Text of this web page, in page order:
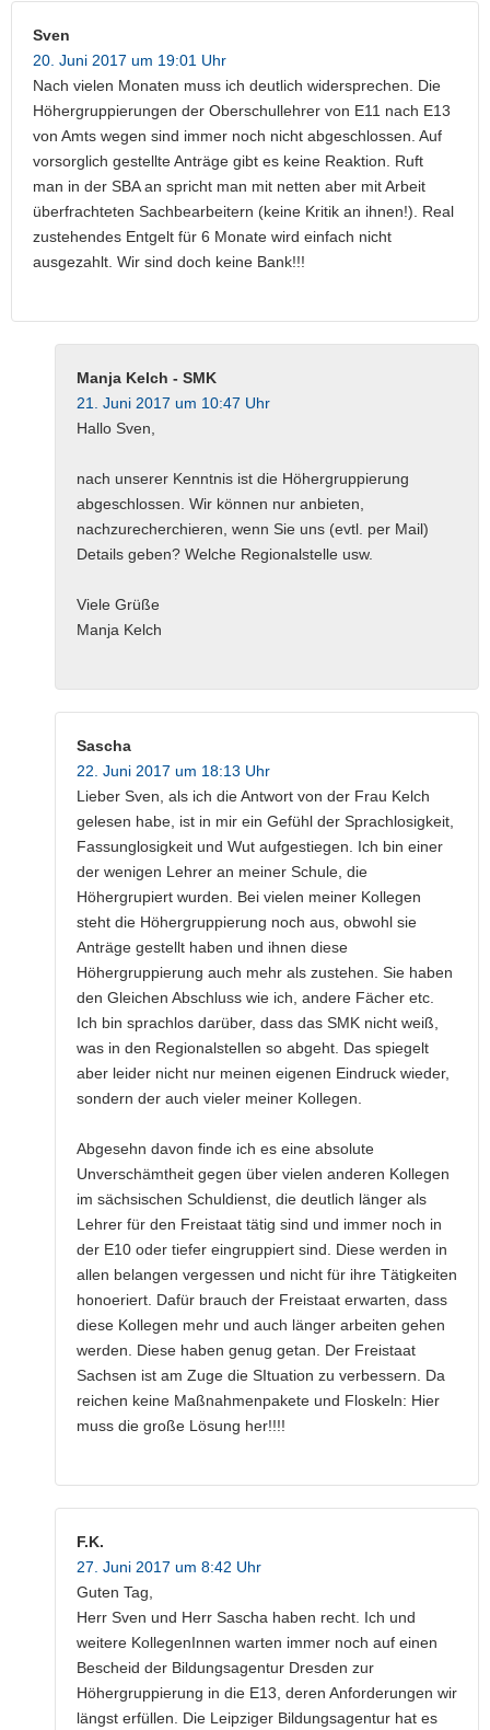
Sven
20. Juni 2017 um 19:01 Uhr
Nach vielen Monaten muss ich deutlich widersprechen. Die
Höhergruppierungen der Oberschullehrer von E11 nach E13
von Amts wegen sind immer noch nicht abgeschlossen. Auf
vorsorglich gestellte Anträge gibt es keine Reaktion. Ruft
man in der SBA an spricht man mit netten aber mit Arbeit
überfrachteten Sachbearbeitern (keine Kritik an ihnen!). Real
zustehendes Entgelt für 6 Monate wird einfach nicht
ausgezahlt. Wir sind doch keine Bank!!!
Manja Kelch - SMK
21. Juni 2017 um 10:47 Uhr
Hallo Sven,
nach unserer Kenntnis ist die Höhergruppierung
abgeschlossen. Wir können nur anbieten,
nachzurecherchieren, wenn Sie uns (evtl. per Mail)
Details geben? Welche Regionalstelle usw.
Viele Grüße
Manja Kelch
Sascha
22. Juni 2017 um 18:13 Uhr
Lieber Sven, als ich die Antwort von der Frau Kelch
gelesen habe, ist in mir ein Gefühl der Sprachlosigkeit,
Fassunglosigkeit und Wut aufgestiegen. Ich bin einer
der wenigen Lehrer an meiner Schule, die
Höhergrupiert wurden. Bei vielen meiner Kollegen
steht die Höhergruppierung noch aus, obwohl sie
Anträge gestellt haben und ihnen diese
Höhergruppierung auch mehr als zustehen. Sie haben
den Gleichen Abschluss wie ich, andere Fächer etc.
Ich bin sprachlos darüber, dass das SMK nicht weiß,
was in den Regionalstellen so abgeht. Das spiegelt
aber leider nicht nur meinen eigenen Eindruck wieder,
sondern der auch vieler meiner Kollegen.
Abgesehn davon finde ich es eine absolute
Unverschämtheit gegen über vielen anderen Kollegen
im sächsischen Schuldienst, die deutlich länger als
Lehrer für den Freistaat tätig sind und immer noch in
der E10 oder tiefer eingruppiert sind. Diese werden in
allen belangen vergessen und nicht für ihre Tätigkeiten
honoeriert. Dafür brauch der Freistaat erwarten, dass
diese Kollegen mehr und auch länger arbeiten gehen
werden. Diese haben genug getan. Der Freistaat
Sachsen ist am Zuge die SItuation zu verbessern. Da
reichen keine Maßnahmenpakete und Floskeln: Hier
muss die große Lösung her!!!!
F.K.
27. Juni 2017 um 8:42 Uhr
Guten Tag,
Herr Sven und Herr Sascha haben recht. Ich und
weitere KollegenInnen warten immer noch auf einen
Bescheid der Bildungsagentur Dresden zur
Höhergruppierung in die E13, deren Anforderungen wir
längst erfüllen. Die Leipziger Bildungsagentur hat es